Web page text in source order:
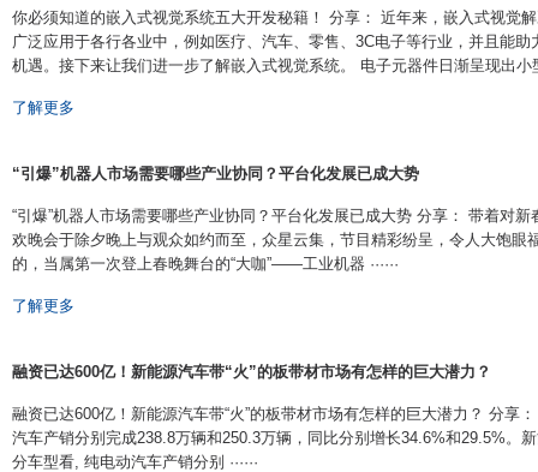
你必须知道的嵌入式视觉系统五大开发秘籍！ 分享： 近年来，嵌入式视觉
广泛应用于各行各业中，例如医疗、汽车、零售、3C电子等行业，并且能
机遇。接下来让我们进一步了解嵌入式视觉系统。 电子元器件日渐呈现出小型
了解更多
“引爆”机器人市场需要哪些产业协同？平台化发展已成大势
“引爆”机器人市场需要哪些产业协同？平台化发展已成大势 分享： 带着对
欢晚会于除夕晚上与观众如约而至，众星云集，节目精彩纷呈，令人大饱眼
的，当属第一次登上春晚舞台的“大咖”——工业机器 ······
了解更多
融资已达600亿！新能源汽车带“火”的板带材市场有怎样的巨大潜力？
融资已达600亿！新能源汽车带“火”的板带材市场有怎样的巨大潜力？ 分享
汽车产销分别完成238.8万辆和250.3万辆，同比分别增长34.6%和29.5%。
分车型看, 纯电动汽车产销分别 ······